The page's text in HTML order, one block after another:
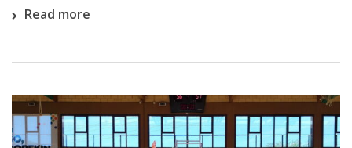
Read more